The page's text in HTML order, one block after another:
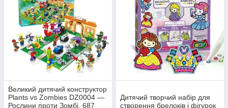
Великий дитячий конструктор
Plants vs Zombies DZ0004 —
Рослини проти Зомбі, 687
Дитячий творчий набір для
створення брелоків і фігурок